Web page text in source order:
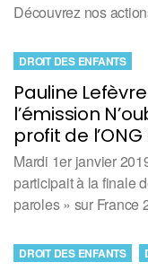
Découvrez nos
Pauline
l’émission
profit de
DROIT DES ENFANTS
Mardi 1er janvier
participait à la finale
paroles » sur France
DROIT DES ENFANTS